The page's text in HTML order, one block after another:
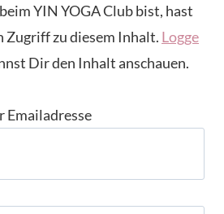
YIN YOGA Club bist, hast
Zugriff zu diesem Inhalt. Logge
Dir den Inhalt anschauen.
Emailadresse